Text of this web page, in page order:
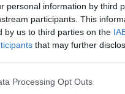
personal information by third
participants. This
by us to third parties on the
that may further
this website/app uses one or
Processing Opt Outs
σύναξη αστέρων σε
γκλάμουρ. Ένας
υποδύεται ο
των δύο